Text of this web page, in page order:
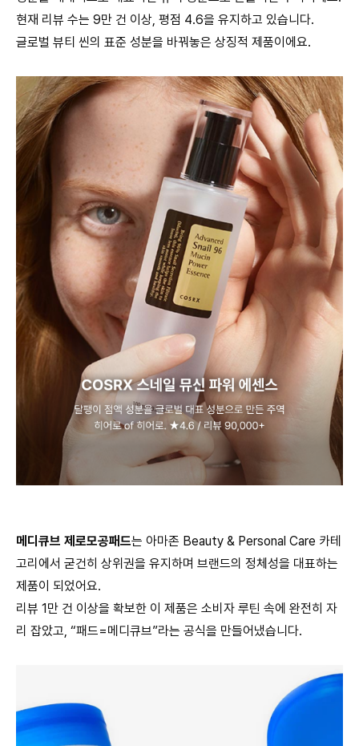
현재 리뷰 수는 9만 건 이상, 평점 4.6을 유지하고 있습니다.
글로벌 뷰티 씬의 표준 성분을 바꿔놓은 상징적 제품이에요.
메디큐브 제로모공패드는 아마존 Beauty & Personal Care 카테
고리에서 굳건히 상위권을 유지하며 브랜드의 정체성을 대표하는
제품이 되었어요.
리뷰 1만 건 이상을 확보한 이 제품은 소비자 루틴 속에 완전히 자
리 잡았고, “패드=메디큐브”라는 공식을 만들어냈습니다.